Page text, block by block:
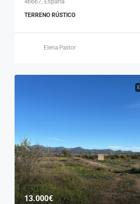
TERRENO RÚSTICO
Elena Pastor
13.000€